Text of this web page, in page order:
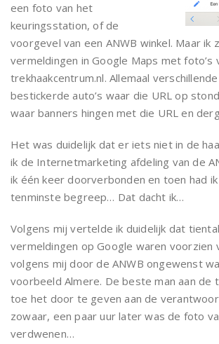
een foto van het
keuringsstation, of de
voorgevel van een ANWB winkel. Maar ik
vermeldingen in Google Maps met foto’s
trekhaakcentrum.nl. Allemaal
bestickerde auto’s waar die URL op
waar banners hingen met die URL en
Het was duidelijk dat er iets niet in de
ik de Internetmarketing afdeling van de
ik één keer doorverbonden en toen had
tenminste begreep… Dat dacht ik…
Volgens mij vertelde ik duidelijk dat
vermeldingen op Google waren voorzien
volgens mij door de ANWB ongewenst
voorbeeld Almere. De beste man aan de
toe het door te geven aan de
zowaar, een paar uur later was de foto
verdwenen…